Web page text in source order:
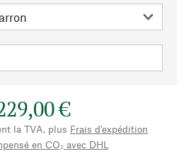
€
la TVA, plus Frais d'expédition
en CO₂ avec DHL